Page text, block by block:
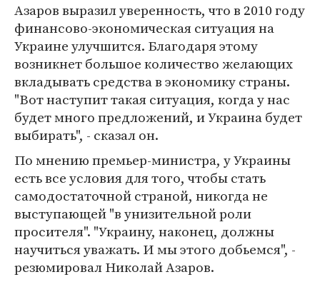
Азаров выразил уверенность, что в 2010 году
финансово-экономическая ситуация на
Украине улучшится. Благодаря этому
возникнет большое количество желающих
вкладывать средства в экономику страны.
"Вот наступит такая ситуация, когда у нас
будет много предложений, и Украина будет
выбирать", - сказал он.
По мнению премьер-министра, у Украины
есть все условия для того, чтобы стать
самодостаточной страной, никогда не
выступающей "в унизительной роли
просителя". "Украину, наконец, должны
научиться уважать. И мы этого добьемся", -
резюмировал Николай Азаров.